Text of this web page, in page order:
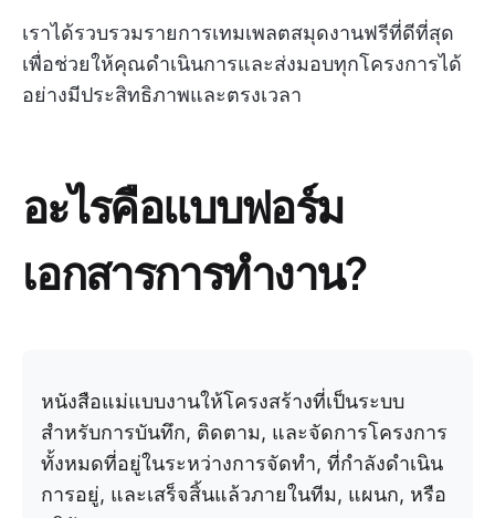
เราได้รวบรวมรายการเทมเพลตสมุดงานฟรีที่ดีที่สุด
เพื่อช่วยให้คุณดำเนินการและส่งมอบทุกโครงการได้
อย่างมีประสิทธิภาพและตรงเวลา
อะไรคือแบบฟอร์ม
เอกสารการทำงาน?
หนังสือแม่แบบงานให้โครงสร้างที่เป็นระบบ
สำหรับการบันทึก, ติดตาม, และจัดการโครงการ
ทั้งหมดที่อยู่ในระหว่างการจัดทำ, ที่กำลังดำเนิน
การอยู่, และเสร็จสิ้นแล้วภายในทีม, แผนก, หรือ